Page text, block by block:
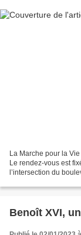
La Marche pour la
Le rendez-vous est
l’intersection du
Benoît XVI,